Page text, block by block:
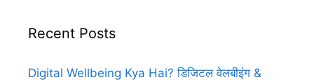
Recent Posts
Digital Wellbeing Kya Hai? डिजिटल वेलबीइंग &